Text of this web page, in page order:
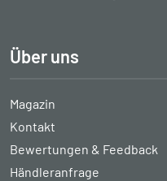
Über uns
Magazin
Kontakt
Bewertungen & Feedback
Händleranfrage